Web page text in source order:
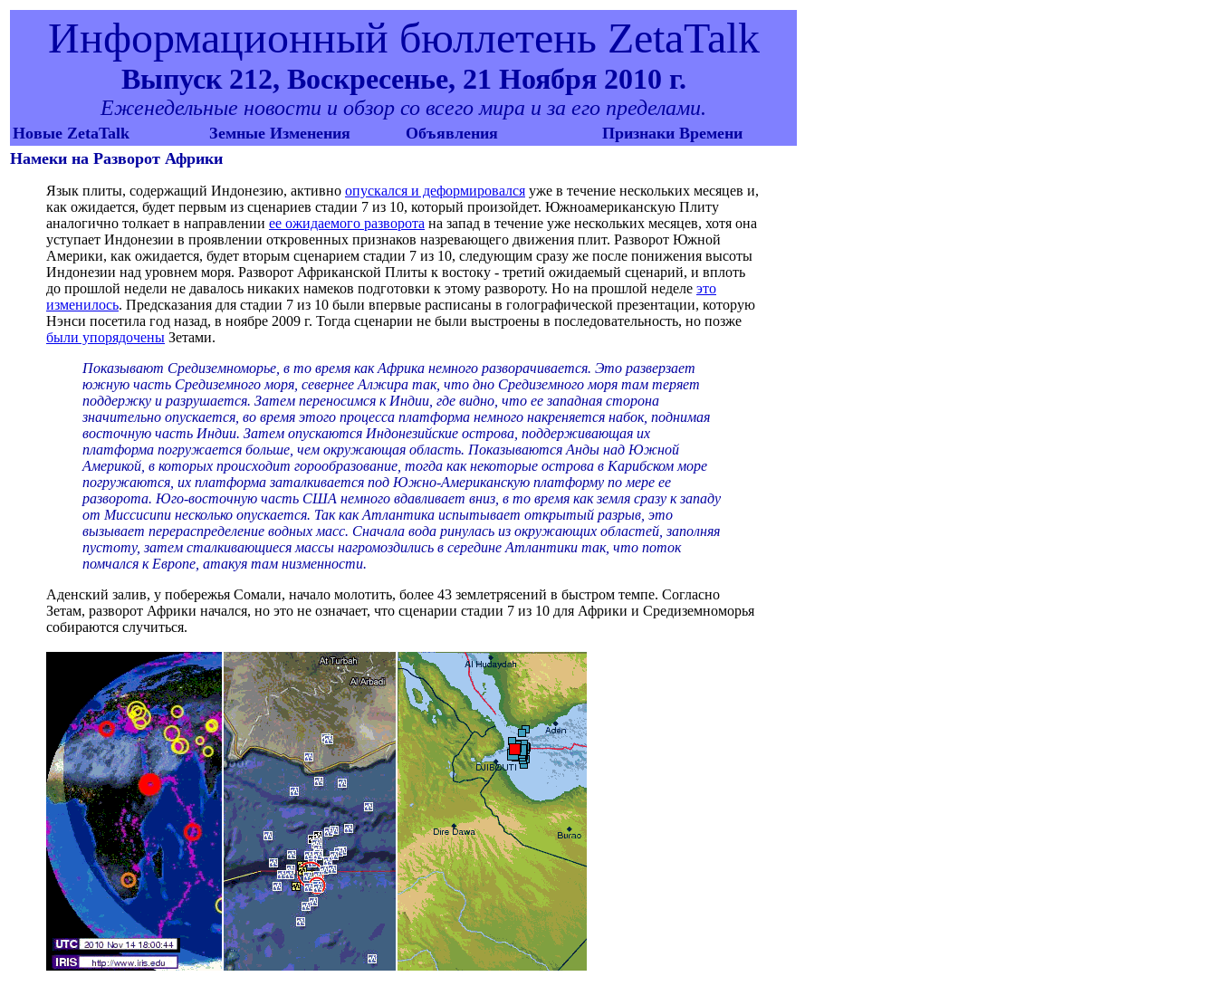
Информационный бюллетень ZetaTalk
Выпуск 212, Воскресенье, 21 Ноября 2010 г.
Еженедельные новости и обзор со всего мира и за его пределами.
Новые ZetaTalk Земные Изменения Объявления
Признаки Времени
Намеки на Разворот Африки
Язык плиты, содержащий Индонезию, активно опускался и деформировался уже в течение нескольких месяцев и,
как ожидается, будет первым из сценариев стадии 7 из 10, который произойдет. Южноамериканскую Плиту
аналогично толкает в направлении ее ожидаемого разворота на запад в течение уже нескольких месяцев, хотя она
уступает Индонезии в проявлении откровенных признаков назревающего движения плит. Разворот Южной
Америки, как ожидается, будет вторым сценарием стадии 7 из 10, следующим сразу же после понижения высоты
Индонезии над уровнем моря. Разворот Африканской Плиты к востоку - третий ожидаемый сценарий, и вплоть
до прошлой недели не давалось никаких намеков подготовки к этому развороту. Но на прошлой неделе это
изменилось. Предсказания для стадии 7 из 10 были впервые расписаны в голографической презентации, которую
Нэнси посетила год назад, в ноябре 2009 г. Тогда сценарии не были выстроены в последовательность, но позже
были упорядочены Зетами.
Показывают Средиземноморье, в то время как Африка немного разворачивается. Это разверзает
южную часть Средиземного моря, севернее Алжира так, что дно Средиземного моря там теряет
поддержку и разрушается. Затем переносимся к Индии, где видно, что ее западная сторона
значительно опускается, во время этого процесса платформа немного накреняется набок, поднимая
восточную часть Индии. Затем опускаются Индонезийские острова, поддерживающая их
платформа погружается больше, чем окружающая область. Показываются Анды над Южной
Америкой, в которых происходит горообразование, тогда как некоторые острова в Карибском море
погружаются, их платформа заталкивается под Южно-Американскую платформу по мере ее
разворота. Юго-восточную часть США немного вдавливает вниз, в то время как земля сразу к западу
от Миссисипи несколько опускается. Так как Атлантика испытывает открытый разрыв, это
вызывает перераспределение водных масс. Сначала вода ринулась из окружающих областей, заполняя
пустоту, затем сталкивающиеся массы нагромоздились в середине Атлантики так, что поток
помчался к Европе, атакуя там низменности.
Аденский залив, у побережья Сомали, начало молотить, более 43 землетрясений в быстром темпе. Согласно
Зетам, разворот Африки начался, но это не означает, что сценарии стадии 7 из 10 для Африки и Средиземноморья
собираются случиться.